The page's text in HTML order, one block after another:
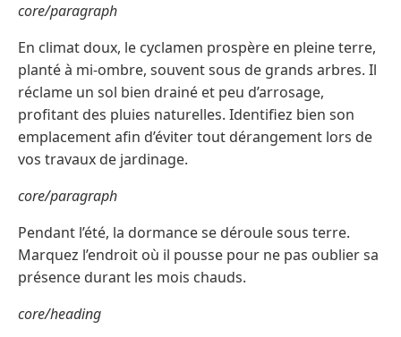
core/paragraph
En climat doux, le cyclamen prospère en pleine terre,
planté à mi-ombre, souvent sous de grands arbres. Il
réclame un sol bien drainé et peu d’arrosage,
profitant des pluies naturelles. Identifiez bien son
emplacement afin d’éviter tout dérangement lors de
vos travaux de jardinage.
core/paragraph
Pendant l’été, la dormance se déroule sous terre.
Marquez l’endroit où il pousse pour ne pas oublier sa
présence durant les mois chauds.
core/heading